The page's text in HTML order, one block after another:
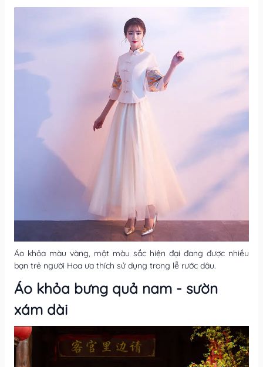
Áo khỏa màu vàng, một màu sắc hiện đại đang được nhiều
bạn trẻ người Hoa ưa thích sử dụng trong lễ rước dâu.
Áo khỏa bưng quả nam - sườn
xám dài